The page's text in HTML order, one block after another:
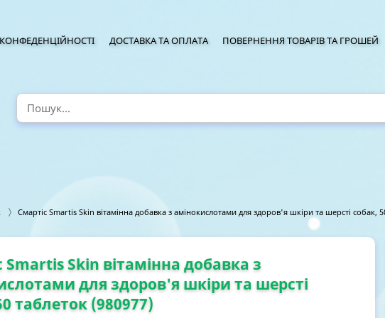
ДОСТАВКА ТА ОПЛАТА ПОВЕРНЕННЯ ТОВАРІВ ТА ГРОШЕЙ
Смартіс Smartis Skin вітамінна добавка з амінокислотами для здоров'я шкіри та шерсті собак,
Smartis Skin вітамінна добавка з
для здоров'я шкіри та шерсті
таблеток (980977)